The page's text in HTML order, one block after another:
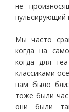
не
пульсирующий
Мы часто
когда на
когда для
классиками
нам было
тоже были
они были